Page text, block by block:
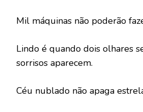
Mil máquinas não poderão
Lindo é quando dois olhares
sorrisos aparecem.
Céu nublado não apaga